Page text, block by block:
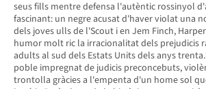
seus fills mentre defensa l'autèntic rossinyol
fascinant: un negre acusat d'haver violat una
dels joves ulls de l'Scout i en Jem Finch,
humor molt ric la irracionalitat dels prejudicis
adults al sud dels Estats Units dels anys
poble impregnat de judicis preconcebuts,
trontolla gràcies a l'empenta d'un home sol